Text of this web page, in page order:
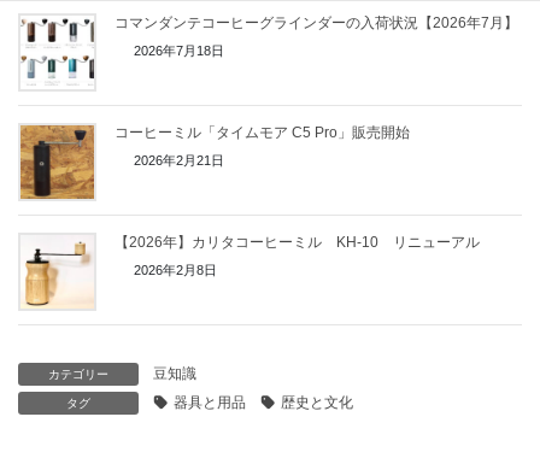
コマンダンテコーヒーグラインダーの入荷状況【2026年7月】
2026年7月18日
コーヒーミル「タイムモア C5 Pro」販売開始
2026年2月21日
【2026年】カリタコーヒーミル KH-10 リニューアル
2026年2月8日
カテゴリー 豆知識
タグ 器具と用品 歴史と文化